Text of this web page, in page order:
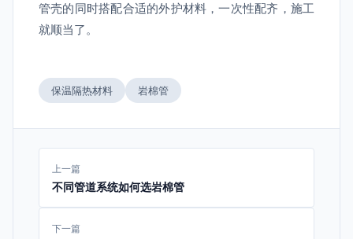
管壳的同时搭配合适的外护材料，一次性配齐，施工
就顺当了。
保温隔热材料 岩棉管
上一篇
不同管道系统如何选岩棉管
下一篇